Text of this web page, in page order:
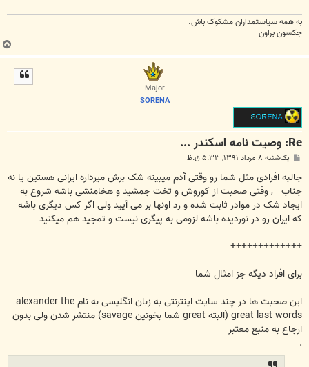
به همه سياستمداران مشکوک باش.
جکسون براون
Major
SORENA
Re: وصیت نامه اسکندر ...
ت
یک‌شنبه ۸ مرداد ۱۳۹۱, ۵:۳۳ ق.ظ
جالبه افرادی مثل شما رو وقتی آدم میبینه شک برش میرداره ایرانی هستین یا نه
جناب , وفتی صحبت از کوروش و تخت جمشید و هخامنشی باشه شروع به
ایجاد شک در موادر ثابت شده و رد اونها بر می آیید ولی اگر کس دیگری باشه
که ایران رو در نوردیده باشه لزومی به پیگری نیست و تمجید هم میکنید
+++++++++++++
برای افراد دیگه جز امثال شما
این صحبت ها در چند سایت اینترنتی به زبان انگلیسی به نام alexander the
great last words (البته great شما بخونین savage) منتشر شدن ولی بدون
ارجاع به منبع معتبر
.